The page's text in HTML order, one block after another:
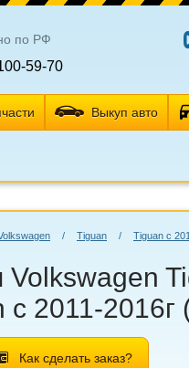
по РФ
59-70
Выкуп авто
/ Tiguan / Tiguan с
с 2011-2016г
Как сделать заказ?